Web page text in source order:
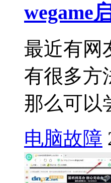
wegame
最近有网
有很多方
那么可以
电脑故障